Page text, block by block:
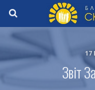
17
Звіт